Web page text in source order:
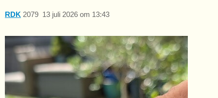
RDK 13 juli 2026 om 13:43
2079